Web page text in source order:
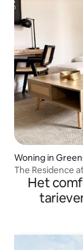
Woning in
The Residence
Het